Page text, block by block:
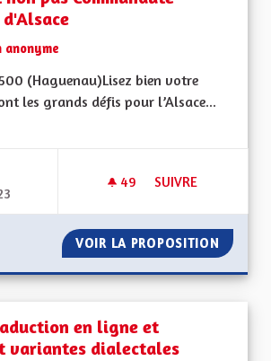
d'Alsace
anonyme
(Haguenau)Lisez bien votre
les grands défis pour l’Alsace...
de la catégorie : Autres
49 49 ABONNÉS
SUIVRE
VOIR LA PROPOSITION
en ligne et
variantes dialectales